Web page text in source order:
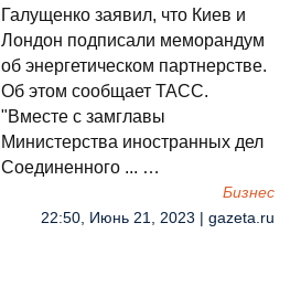
Галущенко заявил, что Киев и
Лондон подписали меморандум
об энергетическом партнерстве.
Об этом сообщает ТАСС.
"Вместе с замглавы
Министерства иностранных дел
Соединенного ... …
Бизнес
22:50, Июнь 21, 2023 | gazeta.ru